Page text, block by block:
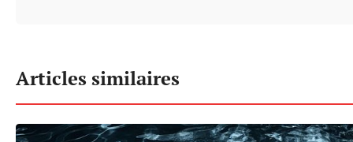
Articles similaires